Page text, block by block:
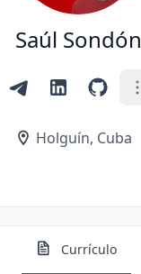
Saúl Sondón
Holguín, Cuba
Currículo